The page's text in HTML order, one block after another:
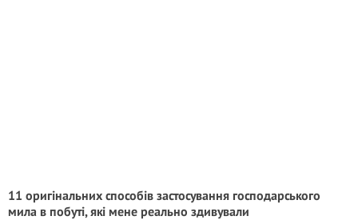
11 оригінальних способів застосування господарського
мила в побуті, які мене реально здивували